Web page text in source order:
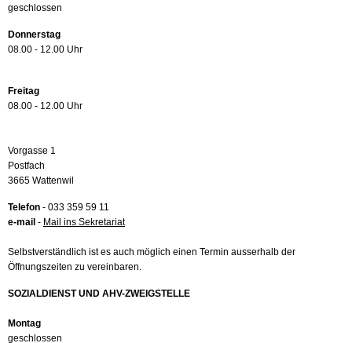
geschlossen
Donnerstag
08.00 - 12.00 Uhr
Freitag
08.00 - 12.00 Uhr
Vorgasse 1
Postfach
3665 Wattenwil
Telefon - 033 359 59 11
e-mail - Mail ins Sekretariat
Selbstverständlich ist es auch möglich einen Termin ausserhalb der
Öffnungszeiten zu vereinbaren.
SOZIALDIENST UND AHV-ZWEIGSTELLE
Montag
geschlossen